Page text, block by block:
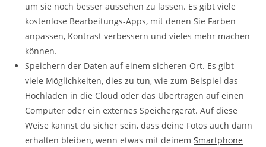
um sie noch besser aussehen zu lassen. Es gibt viele
kostenlose Bearbeitungs-Apps, mit denen Sie Farben
anpassen, Kontrast verbessern und vieles mehr machen
können.
Speichern der Daten auf einem sicheren Ort. Es gibt
viele Möglichkeiten, dies zu tun, wie zum Beispiel das
Hochladen in die Cloud oder das Übertragen auf einen
Computer oder ein externes Speichergerät. Auf diese
Weise kannst du sicher sein, dass deine Fotos auch dann
erhalten bleiben, wenn etwas mit deinemSmartphone